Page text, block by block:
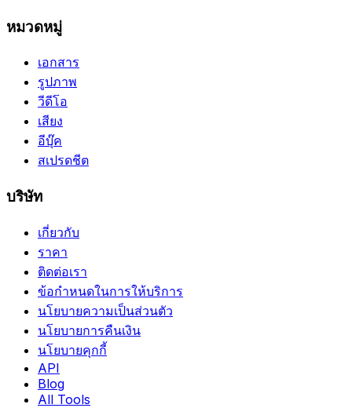
หมวดหมู่
เอกสาร
รูปภาพ
วีดีโอ
เสียง
อีบุ๊ค
สเปรดชีต
บริษัท
เกี่ยวกับ
ราคา
ติดต่อเรา
ข้อกำหนดในการให้บริการ
นโยบายความเป็นส่วนตัว
นโยบายการคืนเงิน
นโยบายคุกกี้
API
Blog
All Tools